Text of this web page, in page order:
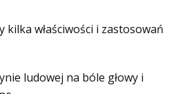
kilka właściwości i zastosowań
ludowej na bóle głowy i